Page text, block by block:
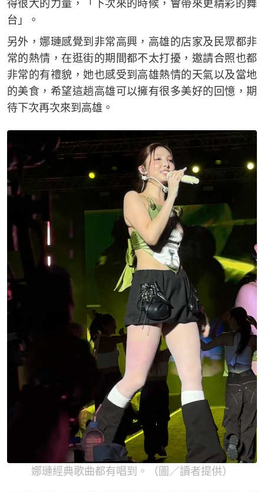
得很大的力量，「下次來的時候，會帶來更精彩的舞
台」。
另外，娜璉感覺到非常高興，高雄的店家及民眾都非
常的熱情，在逛街的期間都不太打擾，邀請合照也都
非常的有禮貌，她也感受到高雄熱情的天氣以及當地
的美食，希望這趟高雄可以擁有很多美好的回憶，期
待下次再次來到高雄。
娜璉經典歌曲都有唱到。（圖／讀者提供）